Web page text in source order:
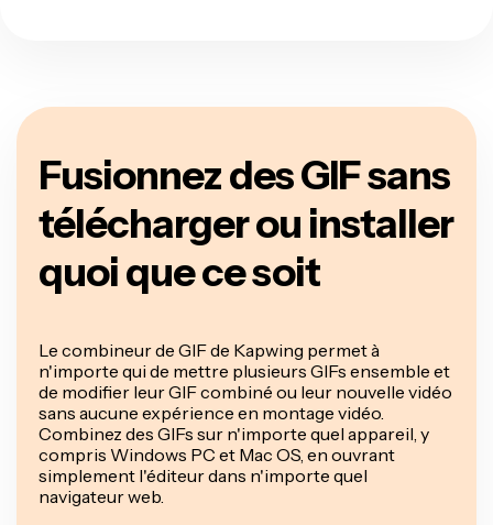
Fusionnez des GIF sans
télécharger ou installer
quoi que ce soit
Le combineur de GIF de Kapwing permet à
n'importe qui de mettre plusieurs GIFs ensemble et
de modifier leur GIF combiné ou leur nouvelle vidéo
sans aucune expérience en montage vidéo.
Combinez des GIFs sur n'importe quel appareil, y
compris Windows PC et Mac OS, en ouvrant
simplement l'éditeur dans n'importe quel
navigateur web.